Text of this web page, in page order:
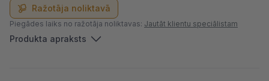
Ražotāja noliktavā
Piegādes laiks no ražotāja noliktavas: Jautāt klientu speciālistam
Produkta apraksts